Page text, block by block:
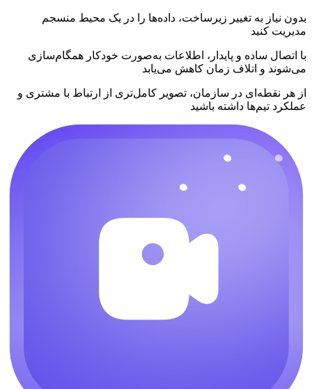
بدون نیاز به تغییر زیرساخت، داده‌ها را در یک محیط منسجم
مدیریت کنید
با اتصال ساده و پایدار، اطلاعات به‌صورت خودکار همگام‌سازی
می‌شوند و اتلاف زمان کاهش می‌یابد
از هر نقطه‌ای در سازمان، تصویر کامل‌تری از ارتباط با مشتری و
عملکرد تیم‌ها داشته باشید